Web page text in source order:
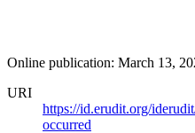
Online publication: March 13,
URI
https://id.erudit.org/
occurred